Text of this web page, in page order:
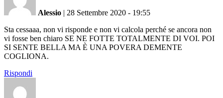
Alessio | 28 Settembre 2020 - 19:55
Sta cessaaa, non vi risponde e non vi calcola perché se ancora non
vi fosse ben chiaro SE NE FOTTE TOTALMENTE DI VOI. POI
SI SENTE BELLA MA È UNA POVERA DEMENTE
COGLIONA.
Rispondi